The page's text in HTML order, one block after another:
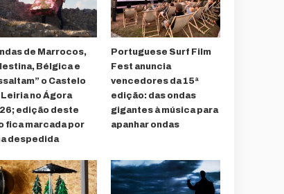
de Marrocos,
Bélgica e
o Castelo
Leiria no Ágora
edição deste
fica marcada por
despedida
Portuguese Surf Film
Fest anuncia
vencedores da 15ª
edição: das ondas
gigantes à música para
apanhar ondas